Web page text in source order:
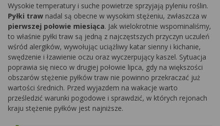
Wysokie temperatury i suche powietrze sprzyjają pyleniu roślin.
Pyłki traw nadal są obecne w wysokim stężeniu, zwłaszcza w
pierwszej połowie miesiąca. Jak wielokrotnie wspominaliśmy,
to właśnie pyłki traw są jedną z najczęstszych przyczyn uczuleń
wśród alergików, wywołując uciążliwy katar sienny i kichanie,
swędzenie i łzawienie oczu oraz wyczerpujący kaszel. Sytuacja
poprawia się nieco w drugiej połowie lipca, gdy na większości
obszarów stężenie pyłków traw nie powinno przekraczać już
wartości średnich. Przed wyjazdem na wakacje warto
prześledzić warunki pogodowe i sprawdzić, w których rejonach
kraju stężenie pyłków jest najniższe.